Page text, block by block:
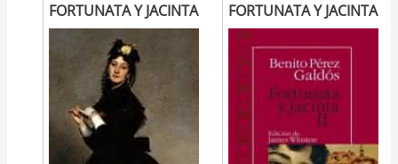
FORTUNATA Y JACINTA FORTUNATA Y JACINTA